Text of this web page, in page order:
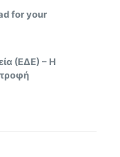
for your
(ΕΔΕ) – Η